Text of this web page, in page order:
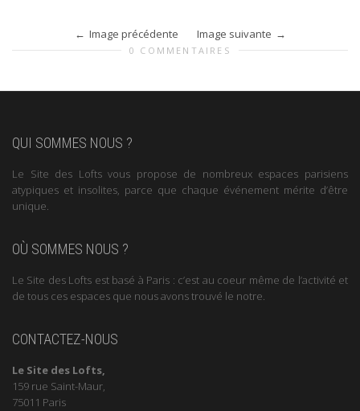
Image précédente Image suivante
0 COMMENTAIRES
QUI SOMMES NOUS ?
Le Site des Lofts vous propose de nombreux espaces parisiens
atypiques et insolites, parce que chaque événement mérite d’être
unique.
OÙ SOMMES NOUS ?
Le Site des Lofts est basé à Paris : c’est au coeur même de l’activité et
de tous ces espaces que nous avons trouvé le notre.
CONTACTEZ-NOUS
Le Site des Lofts,
159 rue Saint-Maur,
75011 Paris